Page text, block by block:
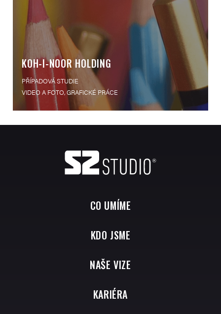
KOH-I-NOOR HOLDING
PŘÍPADOVÁ STUDIE
VIDEO A FOTO, GRAFICKÉ PRÁCE
CO UMÍME
KDO JSME
NAŠE VIZE
KARIÉRA